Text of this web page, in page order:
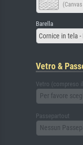
Barella
Cornice in tela
Vetro &
Vetro (compreso
Per favore
Passepartout
Nessun